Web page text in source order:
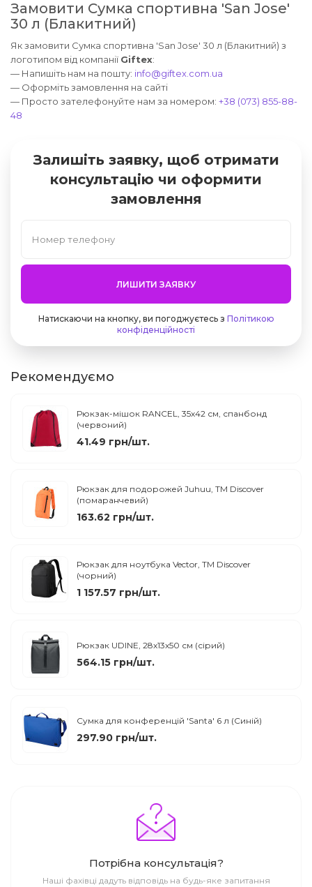
Замовити Сумка спортивна 'San Jose'
30 л (Блакитний)
Як замовити Сумка спортивна 'San Jose' 30 л (Блакитний) з
логотипом від компанії Giftex:
— Напишіть нам на пошту: info@giftex.com.ua
— Оформіть замовлення на сайті
— Просто зателефонуйте нам за номером: +38 (073) 855-88-
48
Залишіть заявку, щоб отримати
консультацію чи оформити
замовлення
ЛИШИТИ ЗАЯВКУ
Натискаючи на кнопку, ви погоджуєтесь з Політикою
конфіденційності
Рекомендуємо
Рюкзак-мішок RANCEL, 35х42 см, спанбонд
(червоний)
41.49 грн/шт.
Рюкзак для подорожей Juhuu, ТМ Discover
(помаранчевий)
163.62 грн/шт.
Рюкзак для ноутбука Vector, TM Discover
(чорний)
1 157.57 грн/шт.
Рюкзак UDINE, 28x13x50 см (сірий)
564.15 грн/шт.
Сумка для конференцій 'Santa' 6 л (Синій)
297.90 грн/шт.
Потрібна консультація?
Наші фахівці дадуть відповідь на будь-яке запитання